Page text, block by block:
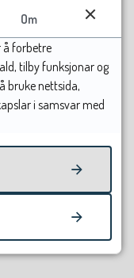
Om
å forbetre
tilby funksjonar og
bruke nettsida,
i samsvar med